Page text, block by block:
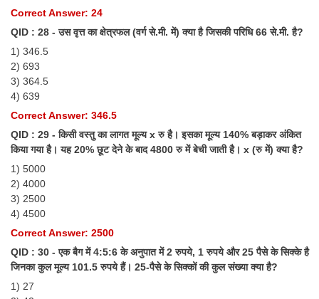
SSC CGL PAPERS
Study Kit for CGL Tier-1
CGL Exam Downloads
SSC CGL FREE EBOOK
SSC CGL Results
CHSL
CHSL Question Papers
Correct Answer: 24
QID : 28 - उस वृत्त का क्षेत्रफल (वर्ग से.मी. में) क्या है जिसकी परिधि 66 से.मी. है?
1) 346.5
2) 693
3) 364.5
4) 639
Correct Answer: 346.5
QID : 29 - किसी वस्तु का लागत मूल्य x रु है। इसका मूल्य 140% बड़ाकर अंकित
किया गया है। यह 20% छूट देने के बाद 4800 रु में बेची जाती है। x (रु में) क्या है?
1) 5000
2) 4000
3) 2500
4) 4500
Correct Answer: 2500
QID : 30 - एक बैग में 4:5:6 के अनुपात में 2 रुपये, 1 रुपये और 25 पैसे के सिक्के है
जिनका कुल मूल्य 101.5 रुपये हैं। 25-पैसे के सिक्कों की कुल संख्या क्या है?
1) 27